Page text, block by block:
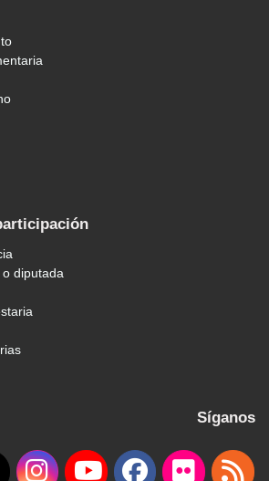
diputada
Síganos